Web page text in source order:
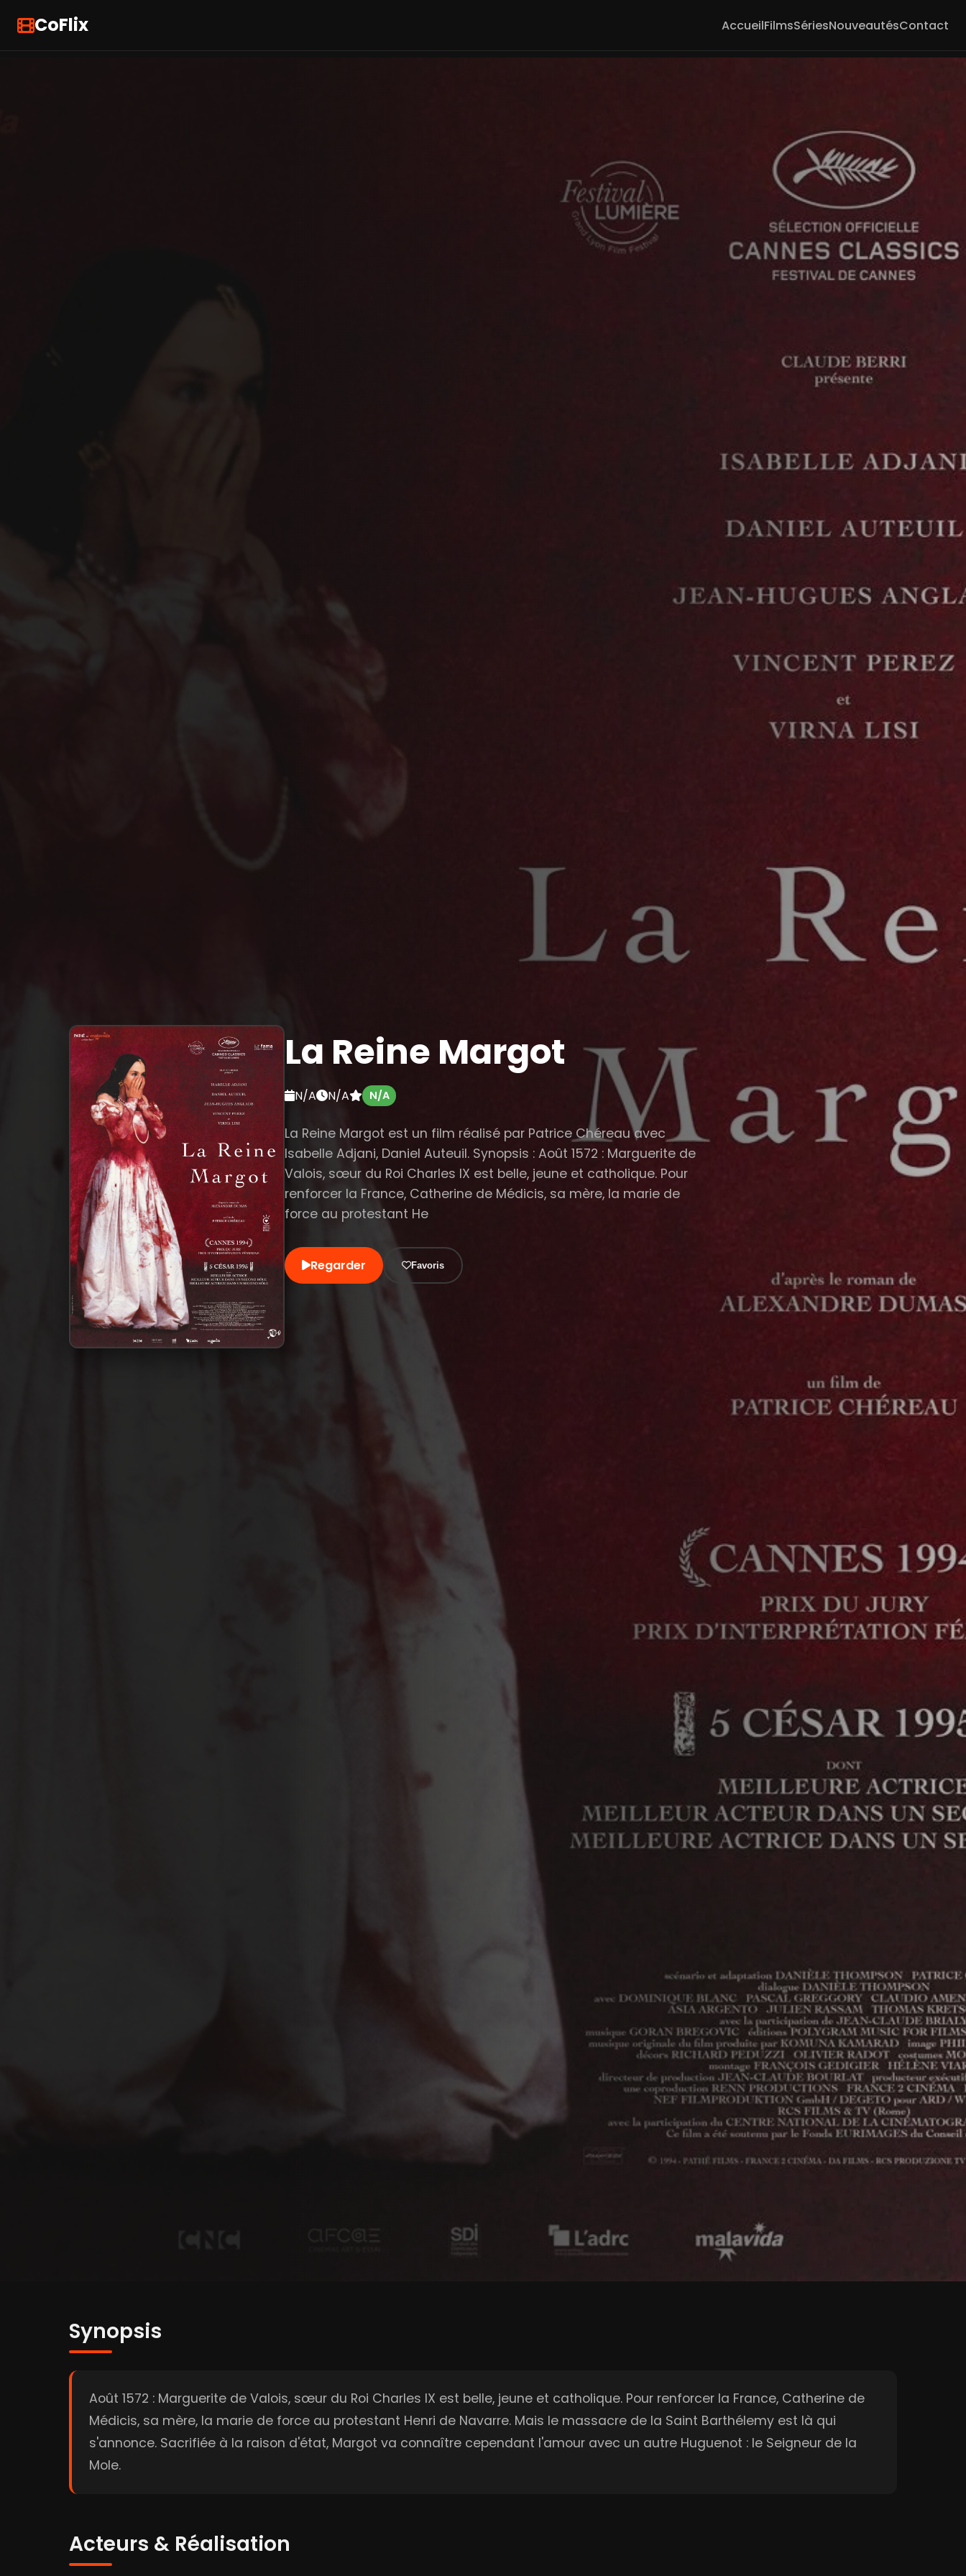
CoFlix AccueilFilmsSériesNouveautésContact
La Reine Margot
N/A N/A N/A
La Reine Margot est un film réalisé par Patrice Chéreau avec
Isabelle Adjani, Daniel Auteuil. Synopsis : Août 1572 : Marguerite de
Valois, sœur du Roi Charles IX est belle, jeune et catholique. Pour
renforcer la France, Catherine de Médicis, sa mère, la marie de
force au protestant He
Regarder Favoris
Synopsis
Août 1572 : Marguerite de Valois, sœur du Roi Charles IX est belle, jeune et catholique. Pour renforcer la France, Catherine de
Médicis, sa mère, la marie de force au protestant Henri de Navarre. Mais le massacre de la Saint Barthélemy est là qui
s'annonce. Sacrifiée à la raison d'état, Margot va connaître cependant l'amour avec un autre Huguenot : le Seigneur de la
Mole.
Acteurs & Réalisation